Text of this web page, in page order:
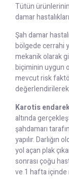
Tütün ürünlerinin
damar
Şah damar
bölgede cerrahi
mekanik olarak
biçiminin uygun
mevcut risk
Karotis
altında
şahdamarı
yapılır. Darlığın
yol açan plak
sonrası çoğu
ve 1 hafta içinde